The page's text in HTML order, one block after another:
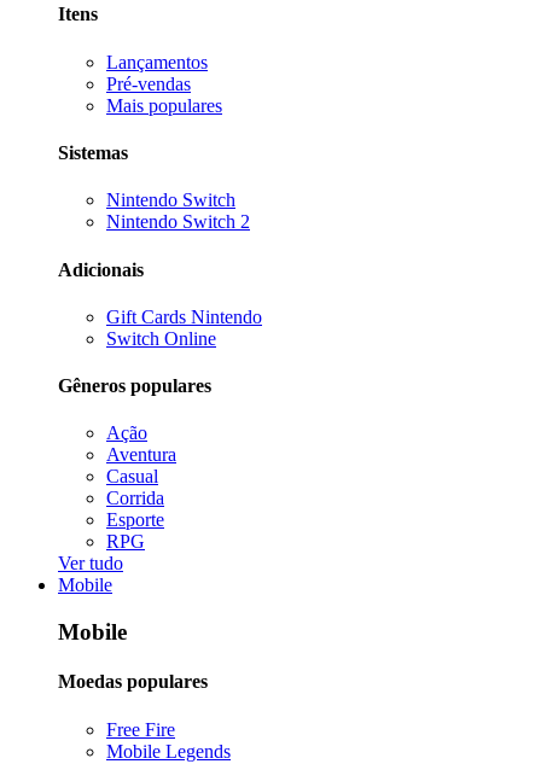
Itens
Lançamentos
Pré-vendas
Mais populares
Sistemas
Nintendo Switch
Nintendo Switch 2
Adicionais
Gift Cards Nintendo
Switch Online
Gêneros populares
Ação
Aventura
Casual
Corrida
Esporte
RPG
Ver tudo
Mobile
Mobile
Moedas populares
Free Fire
Mobile Legends